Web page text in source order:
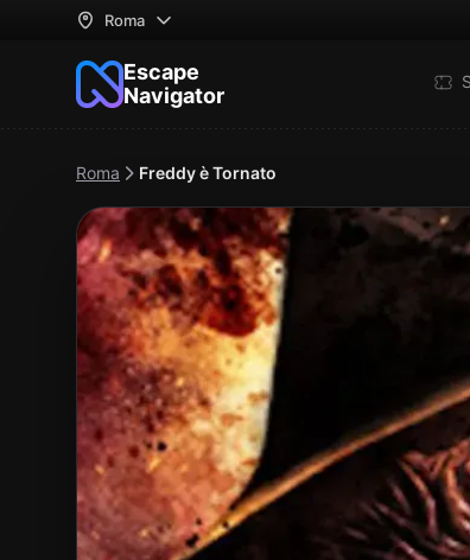
Roma
Escape
Navigator
Roma Freddy è Tornato